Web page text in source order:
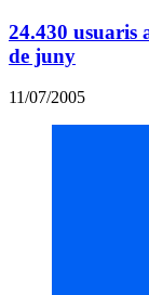
24.430 usuaris
de juny
11/07/2005